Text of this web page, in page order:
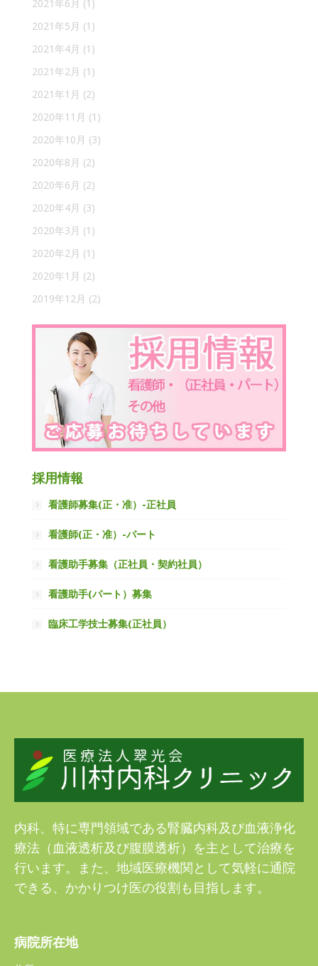
2021年6月 (1)
2021年5月 (1)
2021年4月 (1)
2021年2月 (1)
2021年1月 (2)
2020年11月 (1)
2020年10月 (3)
2020年8月 (2)
2020年6月 (2)
2020年4月 (3)
2020年3月 (1)
2020年2月 (1)
2020年1月 (2)
2019年12月 (2)
採用情報
看護師募集(正・准）-正社員
看護師(正・准）-パート
看護助手募集（正社員・契約社員）
看護助手(パート）募集
臨床工学技士募集(正社員）
内科、特に専門領域である腎臓内科及び血液浄化
療法（血液透析及び腹膜透析）を主として治療を
行います。また、地域医療機関として気軽に通院
できる、かかりつけ医の役割も目指します。
病院所在地